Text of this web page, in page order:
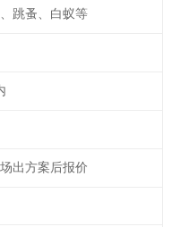
跳蚤、白蚁等
出方案后报价